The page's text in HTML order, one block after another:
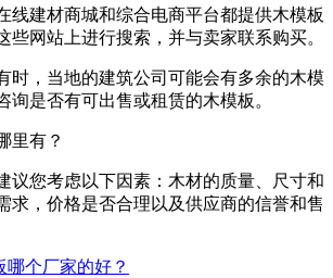
线建材商城和综合电商平台都提供木模板
些网站上进行搜索，并与卖家联系购买。
时，当地的建筑公司可能会有多余的木模
询是否有可出售或租赁的木模板。
议您考虑以下因素：木材的质量、尺寸和
求，价格是否合理以及供应商的信誉和售
哪个厂家的好？